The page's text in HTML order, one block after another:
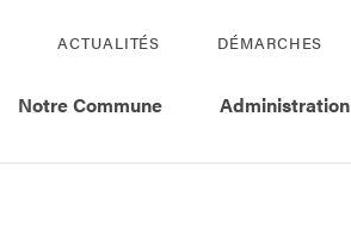
ACTUALITÉS DÉMARCHES
Notre Commune Administration